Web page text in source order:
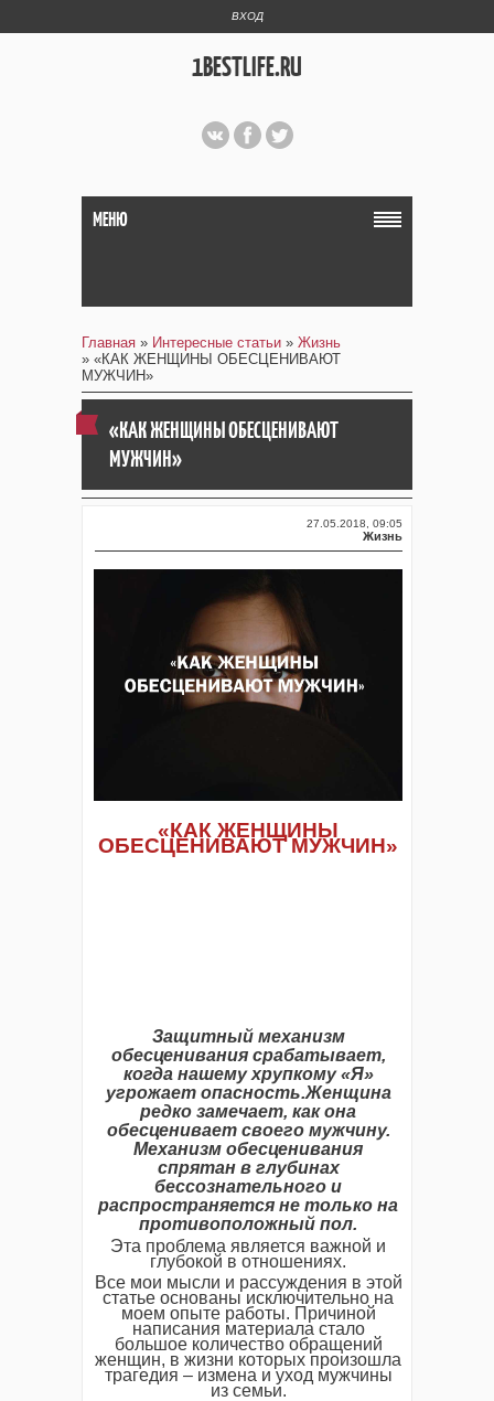
ВХОД
1BESTLIFE.RU
МЕНЮ
Главная » Интересные статьи » Жизнь
» «КАК ЖЕНЩИНЫ ОБЕСЦЕНИВАЮТ
МУЖЧИН»
«КАК ЖЕНЩИНЫ ОБЕСЦЕНИВАЮТ
МУЖЧИН»
27.05.2018, 09:05
Жизнь
«КАК ЖЕНЩИНЫ
ОБЕСЦЕНИВАЮТ МУЖЧИН»
Защитный механизм
обесценивания срабатывает,
когда нашему хрупкому «Я»
угрожает опасность.Женщина
редко замечает, как она
обесценивает своего мужчину.
Механизм обесценивания
спрятан в глубинах
бессознательного и
распространяется не только на
противоположный пол.
Эта проблема является важной и
глубокой в отношениях.
Все мои мысли и рассуждения в этой
статье основаны исключительно на
моем опыте работы. Причиной
написания материала стало
большое количество обращений
женщин, в жизни которых произошла
трагедия – измена и уход мужчины
из семьи.